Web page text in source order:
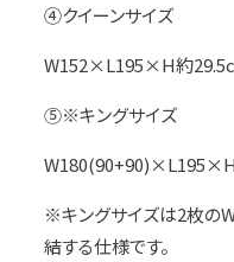
④クイーンサイズ
W152×L195×H約
⑤※キングサイズ
※キングサイズは2枚の
結する仕様です。